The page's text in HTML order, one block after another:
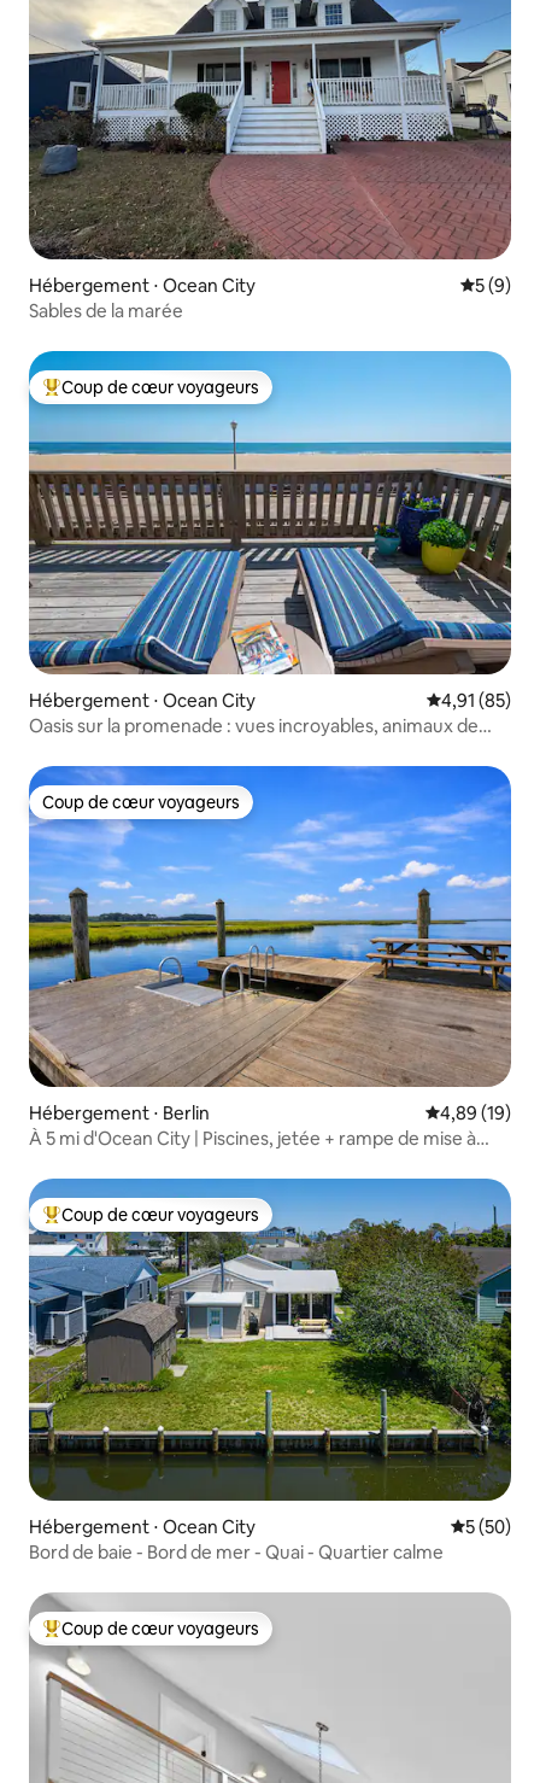
Hébergement ⋅ Ocean City
5 (9)
Sables de la marée
Coups de cœur voyageurs les plus appréciés
Coup de cœur voyageurs
Hébergement ⋅ Ocean City Évaluation
4,91 (85)
Oasis sur la promenade : vues incroyables, animaux de
Coup de cœur voyageurs
Coup de cœur voyageurs
Hébergement ⋅ Berlin Évaluation
4,89 (19)
À 5 mi d'Ocean City | Piscines, jetée + rampe de mise à
Coups de cœur voyageurs les plus appréciés
Coup de cœur voyageurs
Hébergement ⋅ Ocean City
5 (50)
Bord de baie - Bord de mer - Quai - Quartier calme
Coups de cœur voyageurs les plus appréciés
Coup de cœur voyageurs